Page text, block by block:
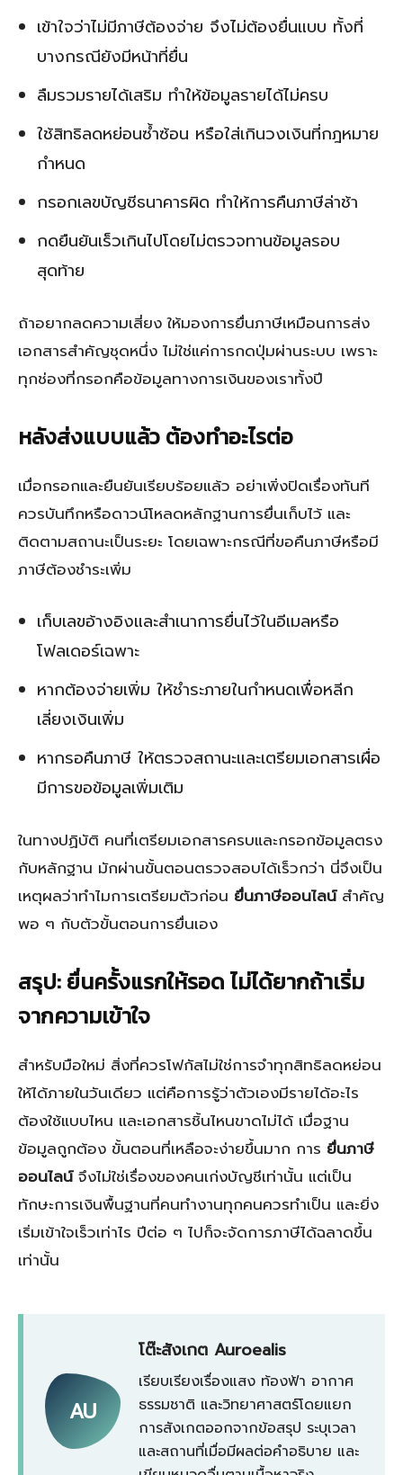
เข้าใจว่าไม่มีภาษีต้องจ่าย จึงไม่ต้องยื่นแบบ ทั้งที่
บางกรณียังมีหน้าที่ยื่น
ลืมรวมรายได้เสริม ทำให้ข้อมูลรายได้ไม่ครบ
ใช้สิทธิลดหย่อนซ้ำซ้อน หรือใส่เกินวงเงินที่กฎหมาย
กำหนด
กรอกเลขบัญชีธนาคารผิด ทำให้การคืนภาษีล่าช้า
กดยืนยันเร็วเกินไปโดยไม่ตรวจทานข้อมูลรอบ
สุดท้าย
ถ้าอยากลดความเสี่ยง ให้มองการยื่นภาษีเหมือนการส่ง
เอกสารสำคัญชุดหนึ่ง ไม่ใช่แค่การกดปุ่มผ่านระบบ เพราะ
ทุกช่องที่กรอกคือข้อมูลทางการเงินของเราทั้งปี
หลังส่งแบบแล้ว ต้องทำอะไรต่อ
เมื่อกรอกและยืนยันเรียบร้อยแล้ว อย่าเพิ่งปิดเรื่องทันที
ควรบันทึกหรือดาวน์โหลดหลักฐานการยื่นเก็บไว้ และ
ติดตามสถานะเป็นระยะ โดยเฉพาะกรณีที่ขอคืนภาษีหรือมี
ภาษีต้องชำระเพิ่ม
เก็บเลขอ้างอิงและสำเนาการยื่นไว้ในอีเมลหรือ
โฟลเดอร์เฉพาะ
หากต้องจ่ายเพิ่ม ให้ชำระภายในกำหนดเพื่อหลีก
เลี่ยงเงินเพิ่ม
หากรอคืนภาษี ให้ตรวจสถานะและเตรียมเอกสารเผื่อ
มีการขอข้อมูลเพิ่มเติม
ในทางปฏิบัติ คนที่เตรียมเอกสารครบและกรอกข้อมูลตรง
กับหลักฐาน มักผ่านขั้นตอนตรวจสอบได้เร็วกว่า นี่จึงเป็น
เหตุผลว่าทำไมการเตรียมตัวก่อน ยื่นภาษีออนไลน์สำคัญ
พอ ๆ กับตัวขั้นตอนการยื่นเอง
สรุป: ยื่นครั้งแรกให้รอด ไม่ได้ยากถ้าเริ่ม
จากความเข้าใจ
สำหรับมือใหม่ สิ่งที่ควรโฟกัสไม่ใช่การจำทุกสิทธิลดหย่อน
ให้ได้ภายในวันเดียว แต่คือการรู้ว่าตัวเองมีรายได้อะไร
ต้องใช้แบบไหน และเอกสารชิ้นไหนขาดไม่ได้ เมื่อฐาน
ข้อมูลถูกต้อง ขั้นตอนที่เหลือจะง่ายขึ้นมาก การ ยื่นภาษี
ออนไลน์จึงไม่ใช่เรื่องของคนเก่งบัญชีเท่านั้น แต่เป็น
ทักษะการเงินพื้นฐานที่คนทำงานทุกคนควรทำเป็น และยิ่ง
เริ่มเข้าใจเร็วเท่าไร ปีต่อ ๆ ไปก็จะจัดการภาษีได้ฉลาดขึ้น
เท่านั้น
AU
โต๊ะสังเกต Auroealis
เรียบเรียงเรื่องแสง ท้องฟ้า อากาศ
ธรรมชาติ และวิทยาศาสตร์โดยแยก
การสังเกตออกจากข้อสรุป ระบุเวลา
และสถานที่เมื่อมีผลต่อคำอธิบาย และ